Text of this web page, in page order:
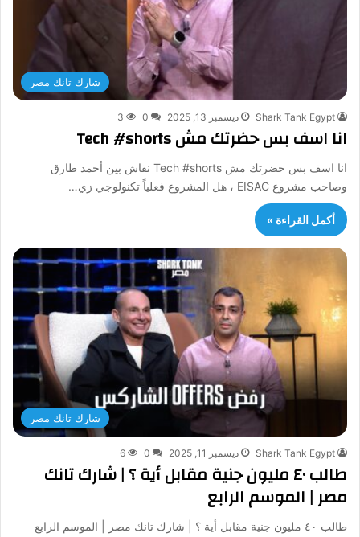
شارك تانك مصر
Shark Tank Egypt ديسمبر 13, 2025 0
3
انا اسف بس حضرتك مش Tech #shorts
انا اسف بس حضرتك مش Tech #shorts نقاش بين أحمد طارق
وصاحب مشروع EISAC ، هل المشروع فعلياً تكنولوجي زي…
أكمل القراءة »
شارك تانك مصر
Shark Tank Egypt ديسمبر 11, 2025 0
6
طالب ٤٠ مليون جنية مقابل أية ؟ | شارك تانك
مصر | الموسم الرابع
طالب ٤٠ مليون جنية مقابل أية ؟ | شارك تانك مصر | الموسم الرابع